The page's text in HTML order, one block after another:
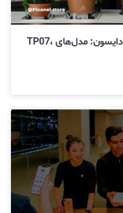
مقایسه دستگاه‌های تصفیه هوای دایسون: مدل‌های TP07،